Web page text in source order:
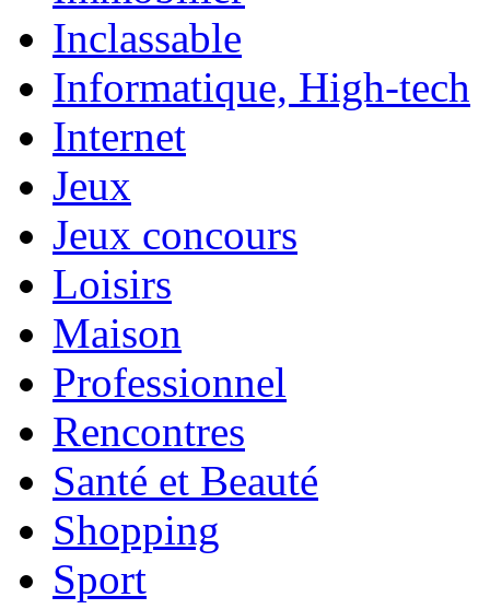
Inclassable
Informatique, High-tech
Internet
Jeux
Jeux concours
Loisirs
Maison
Professionnel
Rencontres
Santé et Beauté
Shopping
Sport